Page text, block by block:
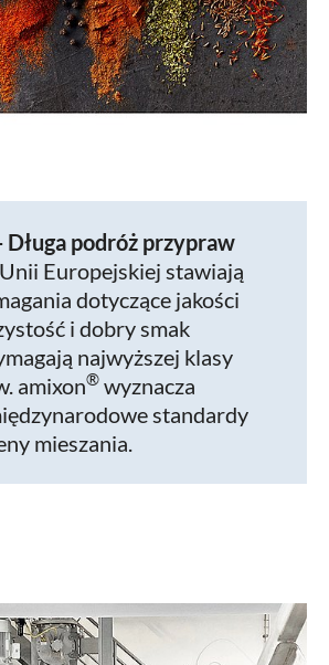
podróż przypraw
Europejskiej stawiają
dotyczące jakości
i dobry smak
najwyższej klasy
amixon® wyznacza
standardy
mieszania.